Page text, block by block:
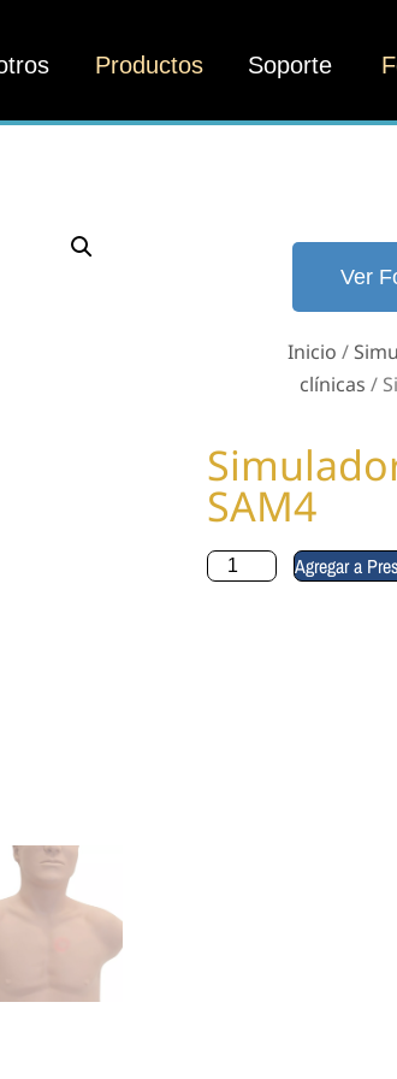
Productos Soporte
Ver
Inicio /
clínicas /
SAM4
Agregar a